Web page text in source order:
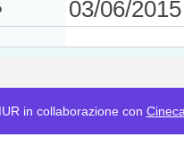
03/06/
in collaborazione con